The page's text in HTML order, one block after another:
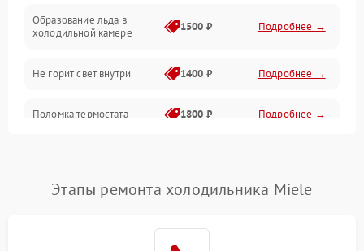
Образование льда в
холодильной камере
1500 ₽ Подробнее →
Не горит свет внутри 1400 ₽ Подробнее →
Поломка термостата 1800 ₽ Подробнее →
Поломка системы No Frost 2600 ₽ Подробнее →
Этапы ремонта холодильника Miele